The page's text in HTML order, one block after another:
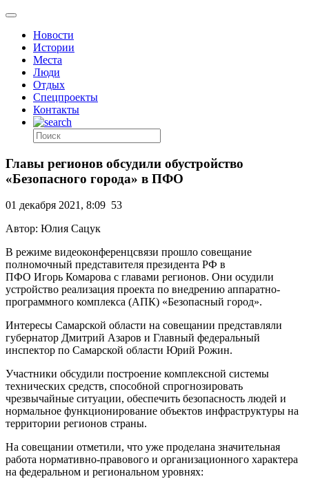
Новости
Истории
Места
Люди
Отдых
Спецпроекты
Контакты
Главы регионов обсудили обустройство
«Безопасного города» в ПФО
01 декабря 2021, 8:09 53
Автор: Юлия Сацук
В режиме видеоконференцсвязи прошло совещание
полномочный представителя президента РФ в
ПФО Игорь Комарова с главами регионов. Они осудили
устройство реализация проекта по внедрению аппаратно-
программного комплекса (АПК) «Безопасный город».
Интересы Самарской области на совещании представляли
губернатор Дмитрий Азаров и Главный федеральный
инспектор по Самарской области Юрий Рожин.
Участники обсудили построение комплексной системы
технических средств, способной спрогнозировать
чрезвычайные ситуации, обеспечить безопасность людей и
нормальное функционирование объектов инфраструктуры на
территории регионов страны.
На совещании отметили, что уже проделана значительная
работа нормативно-правового и организационного характера
на федеральном и региональном уровнях: